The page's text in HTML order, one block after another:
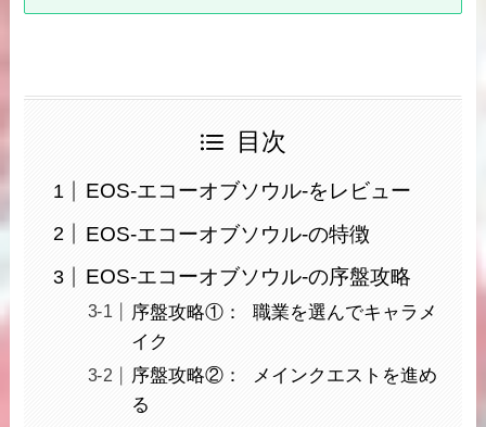
目次
EOS-エコーオブソウル-をレビュー
EOS-エコーオブソウル-の特徴
EOS-エコーオブソウル-の序盤攻略
序盤攻略①： 職業を選んでキャラメ
イク
序盤攻略②： メインクエストを進め
る